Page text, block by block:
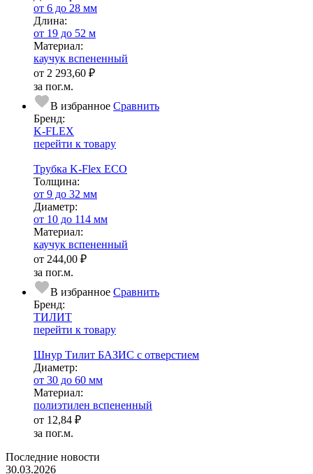
от 6 до 28 мм
Длина:
от 19 до 52 м
Ма­­те­­ри­­ал:
каучук вспененный
от 2 293,60 ₽
за пог.м.
В избранное Сравнить
Бренд:
K-FLEX
перейти к товару
Трубка K-Flex ECO
Тол­щи­на:
от 9 до 32 мм
Диаметр:
от 10 до 114 мм
Ма­­те­­ри­­ал:
каучук вспененный
от 244,00 ₽
за пог.м.
В избранное Сравнить
Бренд:
ТИЛИТ
перейти к товару
Шнур Тилит БАЗИС с отверстием
Диаметр:
от 30 до 60 мм
Ма­­те­­ри­­ал:
полиэтилен вспененный
от 12,84 ₽
за пог.м.
Последние новости
30.03.2026